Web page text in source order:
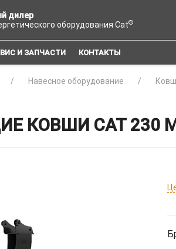
дилер
оборудования Cat®
И ЗАПЧАСТИ КОНТАКТЫ
Навесное оборудование
КОВШИ CAT